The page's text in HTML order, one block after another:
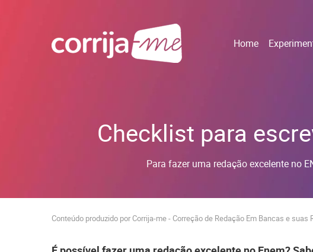
Home
Checklist para
Para fazer uma redação excelente no
Conteúdo produzido por Corrija-me - Correção de Redação Em Bancas e suas